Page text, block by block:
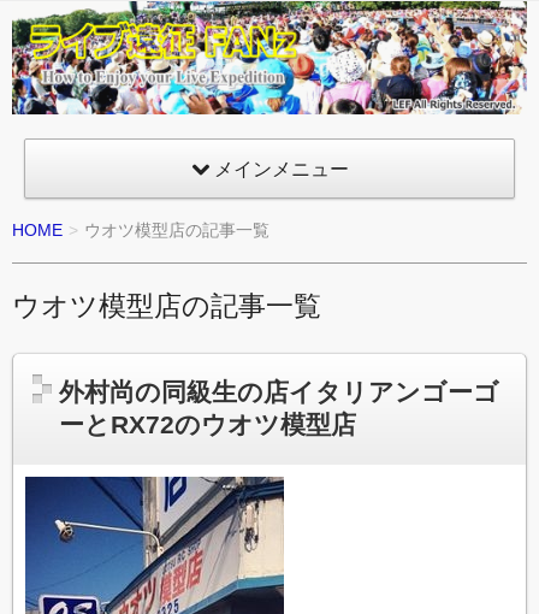
ライ
ブ遠
征
FANz
メインメニュー
HOME ウオツ模型店の記事一覧
ウオツ模型店の記事一覧
外村尚の同級生の店イタリアンゴーゴ
ーとRX72のウオツ模型店